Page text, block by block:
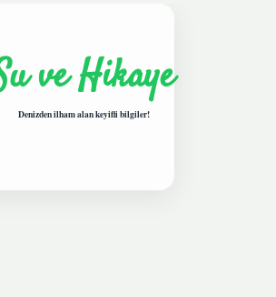
ve Hikaye
Denizden ilham alan keyifli bilgiler!